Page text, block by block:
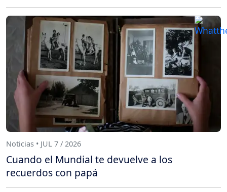
Noticias • JUL 7 / 2026
Cuando el Mundial te devuelve a los
recuerdos con papá